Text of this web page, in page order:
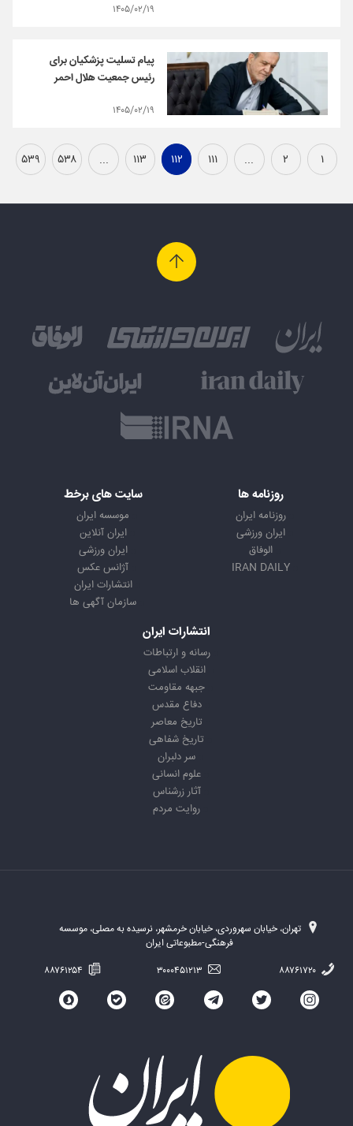
۱۴۰۵/۰۲/۱۹
پیام تسلیت پزشکیان برای
رئیس جمعیت هلال احمر
۱۴۰۵/۰۲/۱۹
۱ ۲ ... ۱۱۱ ۱۱۲ ۱۱۳ ... ۵۳۸ ۵۳۹
روزنامه ها
روزنامه ایران
ایران ورزشی
الوفاق
IRAN DAILY
سایت های برخط
موسسه ایران
ایران آنلاین
ایران ورزشی
آژانس عکس
انتشارات ایران
سازمان آگهی ها
انتشارات ایران
رسانه و ارتباطات
انقلاب اسلامی
جبهه مقاومت
دفاع مقدس
تاریخ معاصر
تاریخ شفاهی
سر دلبران
علوم انسانی
آثار زرشناس
روایت مردم
تهران، خیابان سهروردی، خیابان خرمشهر، نرسیده به مصلی، موسسه
فرهنگی-مطبوعاتی ایران